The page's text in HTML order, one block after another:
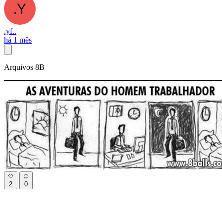
.yf..
há 1 mês
Arquivos 8B
2 0